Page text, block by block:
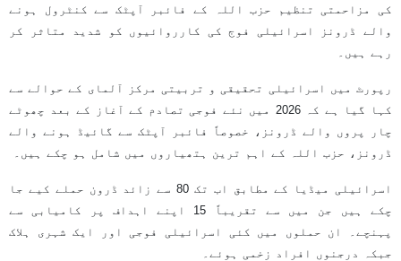
کی مزاحمتی تنظیم حزب اللہ کے فائبر آپٹک سے کنٹرول ہونے
والے ڈرونز اسرائیلی فوج کی کارروائیوں کو شدید متاثر کر
رہے ہیں۔
رپورٹ میں اسرائیلی تحقیقی و تربیتی مرکز آلمای کے حوالے سے
کہا گیا ہے کہ 2026 میں نئے فوجی تصادم کے آغاز کے بعد چھوٹے
چار پروں والے ڈرونز، خصوصاً فائبر آپٹک سے گائیڈ ہونے والے
ڈرونز، حزب اللہ کے اہم ترین ہتھیاروں میں شامل ہو چکے ہیں۔
اسرائیلی میڈیا کے مطابق اب تک 80 سے زائد ڈرون حملے کیے جا
چکے ہیں جن میں سے تقریباً 15 اپنے اہداف پر کامیابی سے
پہنچے۔ ان حملوں میں کئی اسرائیلی فوجی اور ایک شہری ہلاک
جبکہ درجنوں افراد زخمی ہوئے۔